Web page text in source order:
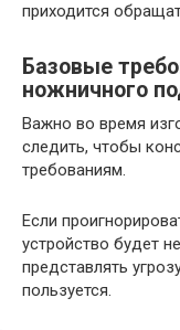
приходится
Базовые
ножничного
Важно во время
следить, чтобы
требованиям.
Если
устройство будет
представлять
пользуется.